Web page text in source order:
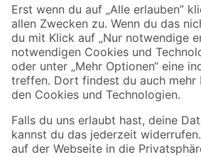
Sicher einkaufen
Jetzt die toom-App herunterladen
Alle Preisangaben in EUR inkl. gesetzl. MwSt.. Die
Umständen nicht in allen Märkten verfügbar. Die